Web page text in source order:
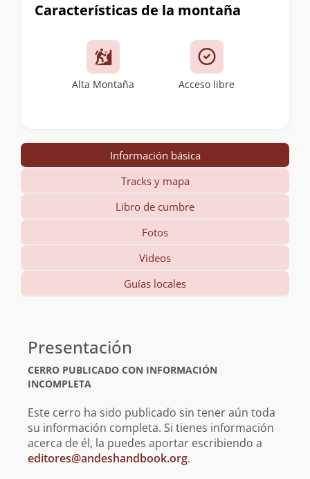
Características de la montaña
Alta Montaña Acceso libre
Información básica
Tracks y mapa
Libro de cumbre
Fotos
Videos
Guías locales
básica
Presentación
CERRO PUBLICADO CON INFORMACIÓN
INCOMPLETA
Este cerro ha sido publicado sin tener aún toda
su información completa. Si tienes información
acerca de él, la puedes aportar escribiendo a
editores@andeshandbook.org.